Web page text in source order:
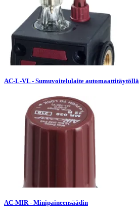
AC-L-VL - Sumuvoitelulaite automaattitäytöllä
AC-MIR - Minipaineensäädin